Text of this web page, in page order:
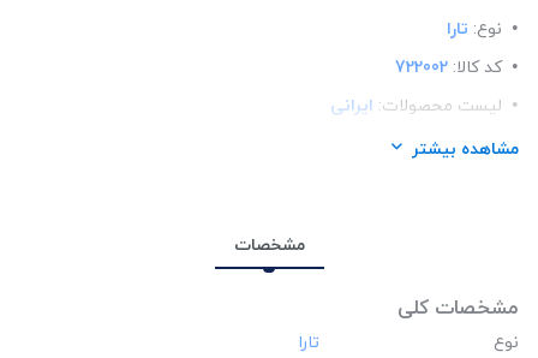
نوع: تارا
کد کالا: 722002
لیست محصولات: ایرانی
برند:GISP
مشاهده بیشتر
مشخصات
مشخصات کلی
نوع